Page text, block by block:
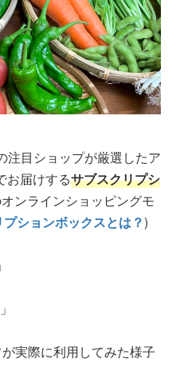
注目ショップが厳選したア
お届けするサブスクリプシ
ンラインショッピングモ
ションボックスとは？)
実際に利用してみた様子